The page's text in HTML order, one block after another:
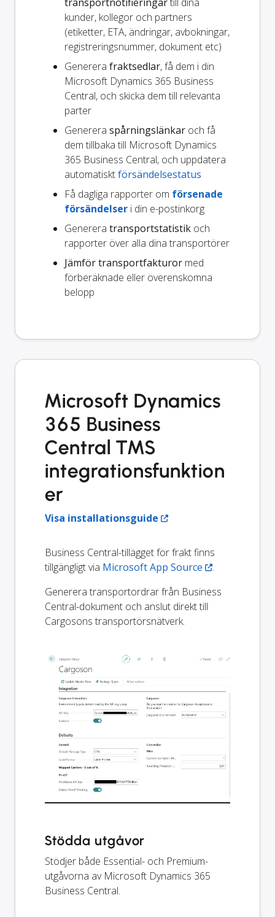
kunder, kollegor och partners
(etiketter, ETA, ändringar, avbokningar,
registreringsnummer, dokument etc)
Generera fraktsedlar, få dem i din
Microsoft Dynamics 365 Business
Central, och skicka dem till relevanta
parter
Generera spårningslänkar och få
dem tillbaka till Microsoft Dynamics
365 Business Central, och uppdatera
automatisktförsändelsestatus
Få dagliga rapporter om försenade
försändelser i din e-postinkorg
Generera transportstatistik och
rapporter över alla dina transportörer
Jämför transportfakturor med
förberäknade eller överenskomna
belopp
Microsoft Dynamics
365 Business
Central TMS
integrationsfunktion
er
Visa installationsguide
Business Central-tillägget för frakt finns
tillgängligt via Microsoft App Source
.
Generera transportordrar från Business
Central-dokument och anslut direkt till
Cargosons transportörsnätverk.
Stödda utgåvor
Stödjer både Essential- och Premium-
utgåvorna av Microsoft Dynamics 365
Business Central.